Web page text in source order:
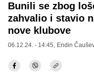
Bunili se zbog
zahvalio i stavio
nove klubove
06.12.24. - 14:45, Endin